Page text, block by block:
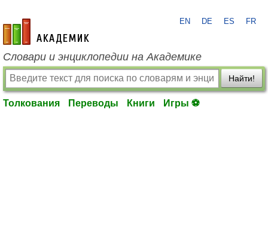
academic.ru
EN DE ES FR
Словари и энциклопедии на Академике
Найти!
Толкования Переводы Книги Игры ⚽